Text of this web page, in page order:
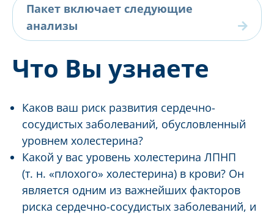
Пакет включает следующие
анализы
Что Вы узнаете
Каков ваш риск развития сердечно-
сосудистых заболеваний, обусловленный
уровнем холестерина?
Какой у вас уровень холестерина ЛПНП
(т. н. «плохого» холестерина) в крови? Он
является одним из важнейших факторов
риска сердечно-сосудистых заболеваний, и